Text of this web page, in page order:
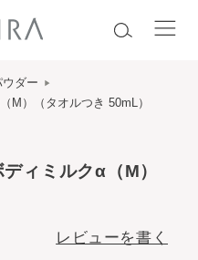
ダー
M）（タオルつき 50mL）
ィミルクα（M）
レビューを書く